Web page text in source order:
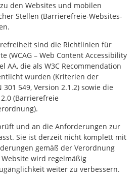
den Websites und mobilen
Stellen (Barrierefreie-Websites-
sind die Richtlinien für
(WCAG – Web Content Accessibility
AA, die als W3C Recommendation
wurden (Kriterien der
549, Version 2.1.2) sowie die
(Barrierefreie
und an die Anforderungen zur
Sie ist derzeit nicht komplett mit
gemäß der Verordnung
Website wird regelmäßig
weiter zu verbessern.